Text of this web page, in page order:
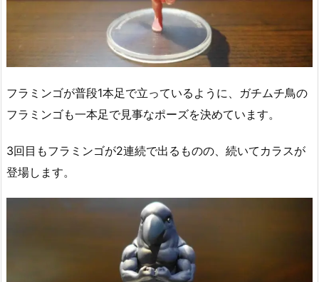
フラミンゴが普段1本足で立っているように、ガチムチ鳥の
フラミンゴも一本足で見事なポーズを決めています。
3回目もフラミンゴが2連続で出るものの、続いてカラスが
登場します。